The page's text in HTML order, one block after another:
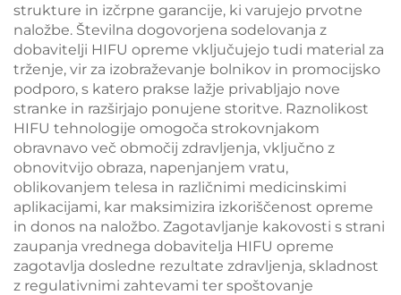
strukture in izčrpne garancije, ki varujejo prvotne
naložbe. Številna dogovorjena sodelovanja z
dobavitelji HIFU opreme vključujejo tudi material za
trženje, vir za izobraževanje bolnikov in promocijsko
podporo, s katero prakse lažje privabljajo nove
stranke in razširjajo ponujene storitve. Raznolikost
HIFU tehnologije omogoča strokovnjakom
obravnavo več območij zdravljenja, vključno z
obnovitvijo obraza, napenjanjem vratu,
oblikovanjem telesa in različnimi medicinskimi
aplikacijami, kar maksimizira izkoriščenost opreme
in donos na naložbo. Zagotavljanje kakovosti s strani
zaupanja vrednega dobavitelja HIFU opreme
zagotavlja dosledne rezultate zdravljenja, skladnost
z regulativnimi zahtevami ter spoštovanje